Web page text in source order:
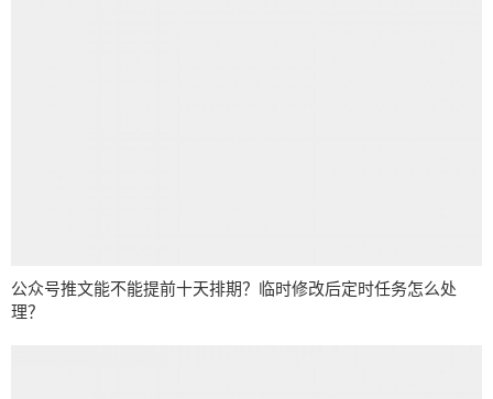
公众号推文能不能提前十天排期？临时修改后定时任务怎么处
理？